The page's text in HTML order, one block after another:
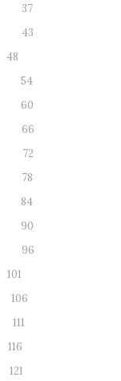
37
43
48
54
60
66
72
78
84
90
96
101
106
111
116
121